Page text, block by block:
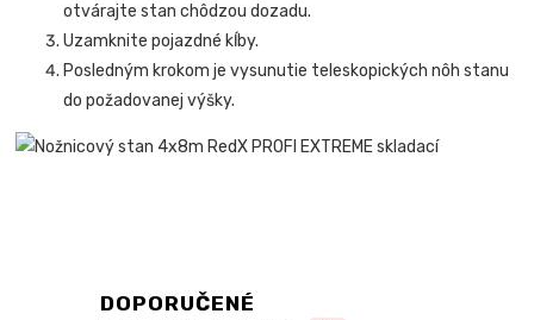
otvárajte stan chôdzou dozadu.
Uzamknite pojazdné kĺby.
Posledným krokom je vysunutie teleskopických nôh stanu
do požadovanej výšky.
DOPORUČENÉ